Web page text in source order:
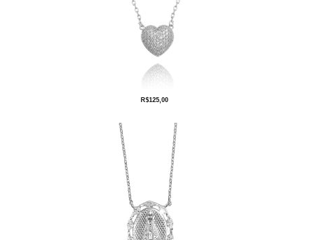
R$125,00